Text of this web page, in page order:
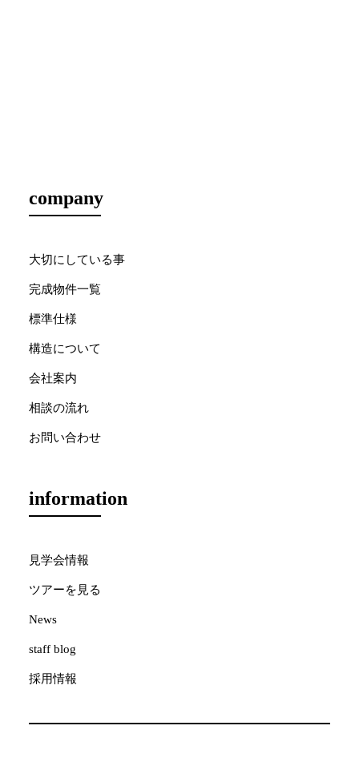
company
大切にしている事
完成物件一覧
標準仕様
構造について
会社案内
相談の流れ
お問い合わせ
information
見学会情報
ツアーを見る
News
staff blog
採用情報